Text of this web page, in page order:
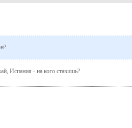
Испания - на кого ставишь?